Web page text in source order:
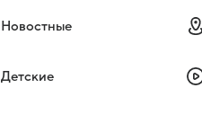
Новостные
Детские